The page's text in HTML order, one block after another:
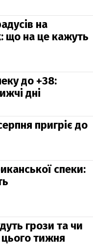
на
що на це кажуть
до +38:
дні
пригріє до
спеки:
грози та чи
тижня